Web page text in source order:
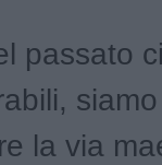
passato
la via